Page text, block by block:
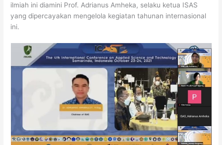
ilmiah ini diamini Prof. Adrianus Amheka, selaku ketua ISAS
yang dipercayakan mengelola kegiatan tahunan internasional
ini.